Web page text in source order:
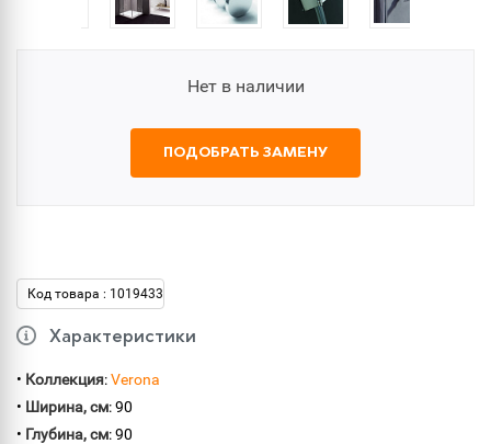
Нет в наличии
ПОДОБРАТЬ ЗАМЕНУ
Код товара : 1019433
Характеристики
• Коллекция:Verona
• Ширина, см: 90
• Глубина, см: 90